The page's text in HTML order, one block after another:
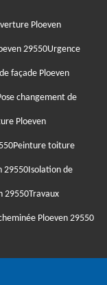
Ploeven
29550Urgence
façade Ploeven
changement de
Ploeven
Peinture toiture
29550Isolation de
29550Travaux
Ploeven 29550